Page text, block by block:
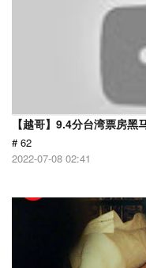
【越哥】9.4分台湾票房黑
# 62
2022-07-08 02:41